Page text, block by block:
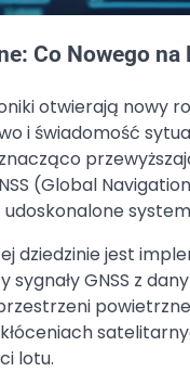
Co Nowego na
otwierają nowy
i świadomość
(Global
dziedzinie jest
GNSS z
lotu.